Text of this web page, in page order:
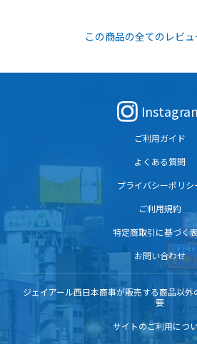
この商品の全てのレビ
ご利用ガイド
よくある質問
プライバシーポリシ
ご利用規約
特定商取引に基づく
お問い合わせ
ジェイアール西日本商事が販売する商品以
要
サイトのご利用につ